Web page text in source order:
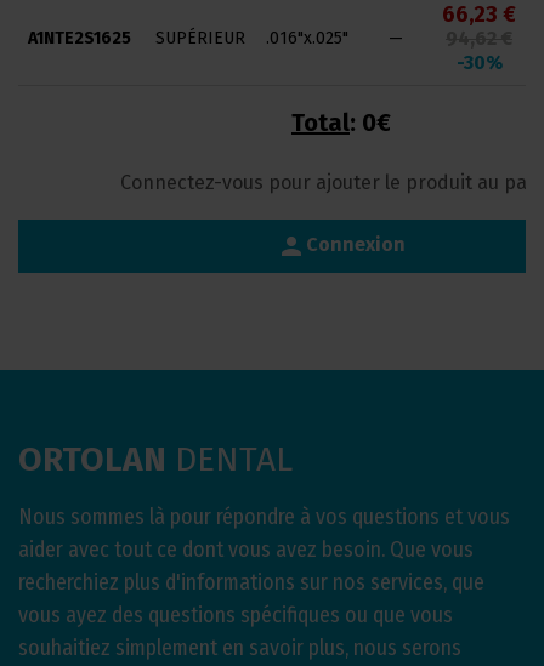
A1NTE2S1625 SUPÉRIEUR .016"x.025" —
66,23 €
-30%
Total: 0€
Connectez-vous pour ajouter le produit au
person Connexion
ORTOLAN DENTAL
Nous sommes là pour répondre à vos questions et vous
aider avec tout ce dont vous avez besoin. Que vous
recherchiez plus d'informations sur nos services, que
vous ayez des questions spécifiques ou que vous
souhaitiez simplement en savoir plus, nous serons